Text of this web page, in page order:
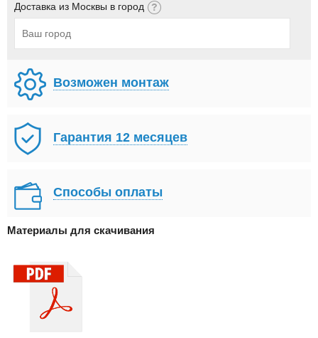
Доставка из Москвы в город
Возможен монтаж
Гарантия 12 месяцев
Способы оплаты
Материалы для скачивания